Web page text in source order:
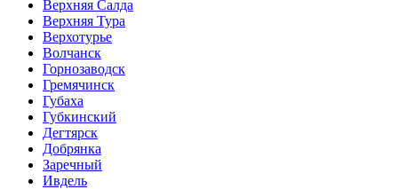
Верхняя Салда
Верхняя Тура
Верхотурье
Волчанск
Горнозаводск
Гремячинск
Губаха
Губкинский
Дегтярск
Добрянка
Заречный
Ивдель